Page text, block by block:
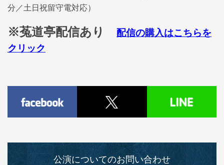
分／土日祝留守電対応）
※菟道亭配信あり
配信の購入はこちらを
クリック
公演についてのお問い合わせ